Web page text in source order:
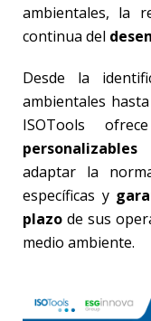
ambientales, la
continua del
Desde la
ambientales
ISOTools
personalizables
adaptar la
específicas y
plazo de sus
medio ambiente.